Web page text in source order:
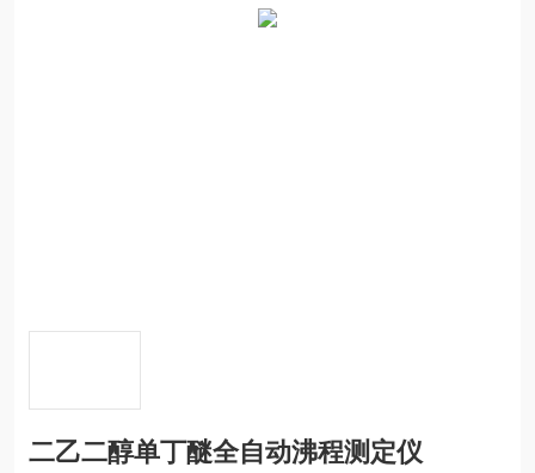
二乙二醇单丁醚全自动沸程测定仪